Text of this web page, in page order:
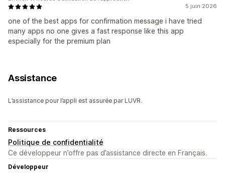
5 juin 2026
one of the best apps for confirmation message i have tried
many apps no one gives a fast response like this app
especially for the premium plan
Assistance
L’assistance pour l’appli est assurée par LUVR.
Ressources
Politique de confidentialité
Ce développeur n’offre pas d’assistance directe en Français.
Développeur